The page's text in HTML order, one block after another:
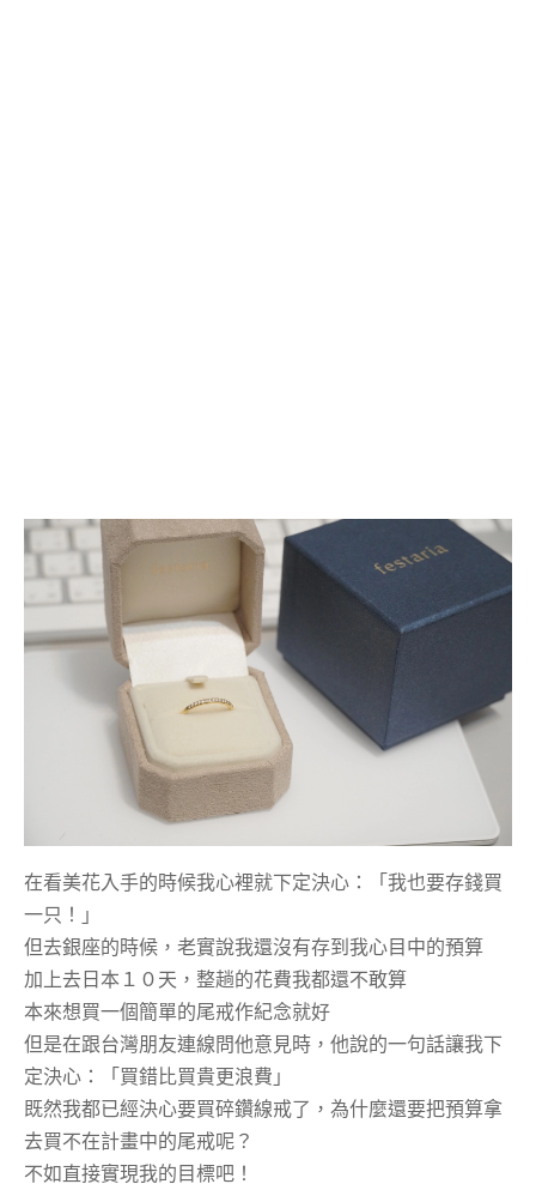
在看美花入手的時候我心裡就下定決心：「我也要存錢買
一只！」
但去銀座的時候，老實說我還沒有存到我心目中的預算
加上去日本１０天，整趟的花費我都還不敢算
本來想買一個簡單的尾戒作紀念就好
但是在跟台灣朋友連線問他意見時，他說的一句話讓我下
定決心：「買錯比買貴更浪費」
既然我都已經決心要買碎鑽線戒了，為什麼還要把預算拿
去買不在計畫中的尾戒呢？
不如直接實現我的目標吧！